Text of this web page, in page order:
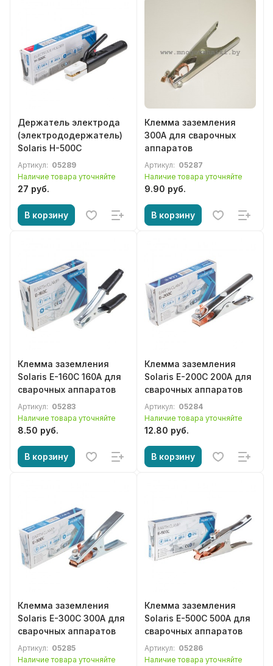
Держатель электрода
(электрододержатель)
Solaris H-500C
Артикул: 05289
Наличие товара уточняйте
27 руб.
В корзину
Клемма заземления
300А для сварочных
аппаратов
Артикул: 05287
Наличие товара уточняйте
9.90 руб.
В корзину
Клемма заземления
Solaris E-160C 160А для
сварочных аппаратов
Артикул: 05283
Наличие товара уточняйте
8.50 руб.
В корзину
Клемма заземления
Solaris E-200C 200А для
сварочных аппаратов
Артикул: 05284
Наличие товара уточняйте
12.80 руб.
В корзину
Клемма заземления
Solaris E-300C 300А для
сварочных аппаратов
Артикул: 05285
Наличие товара уточняйте
Клемма заземления
Solaris E-500C 500А для
сварочных аппаратов
Артикул: 05286
Наличие товара уточняйте